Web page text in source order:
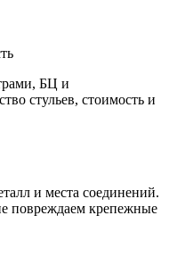
БЦ и
стульев, стоимость и
и места соединений.
повреждаем крепежные